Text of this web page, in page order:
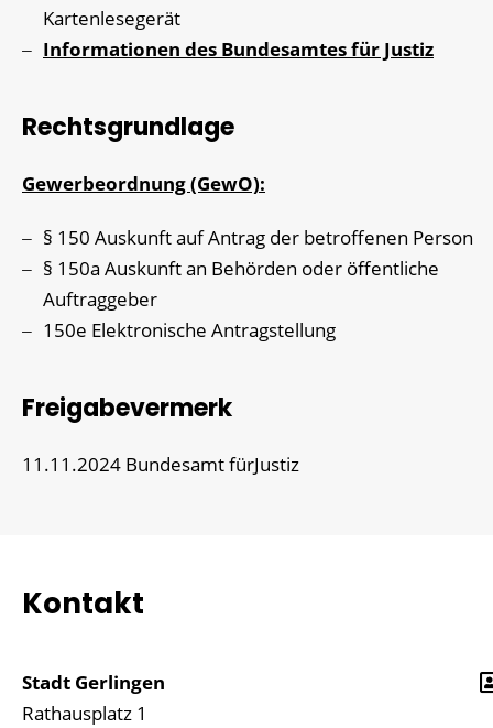
Kartenlesegerät
Informationen des Bundesamtes für Justiz
Rechtsgrundlage
Gewerbeordnung (GewO):
§ 150 Auskunft auf Antrag der betroffenen Person
§ 150a Auskunft an Behörden oder öffentliche
Auftraggeber
150e Elektronische Antragstellung
Freigabevermerk
11.11.2024 Bundesamt fürJustiz
Kontakt
Stadt Gerlingen
Rathausplatz 1